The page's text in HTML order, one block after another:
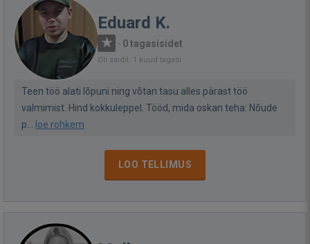
Eduard K.
· 0 tagasisidet
Oli saidil: 1 kuud tagasi
Teen töö alati lõpuni ning võtan tasu alles pärast töö
valmimist. Hind kokkuleppel. Tööd, mida oskan teha: Nõude
p...
loe rohkem
LOO TELLIMUS